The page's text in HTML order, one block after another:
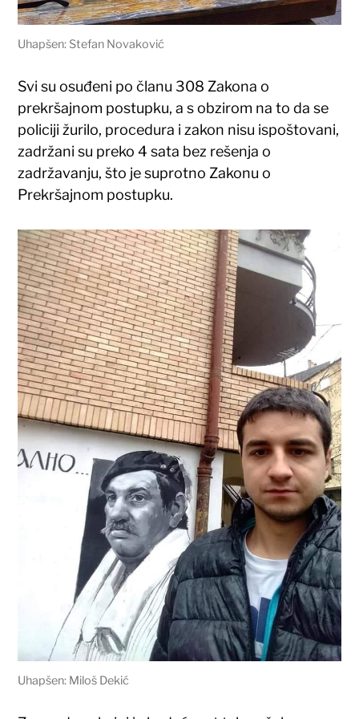
Uhapšen: Stefan Novaković
Svi su osuđeni po članu 308 Zakona o
prekršajnom postupku, a s obzirom na to da se
policiji žurilo, procedura i zakon nisu ispoštovani,
zadržani su preko 4 sata bez rešenja o
zadržavanju, što je suprotno Zakonu o
Prekršajnom postupku.
Uhapšen: Miloš Dekić